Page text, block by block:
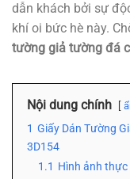
dẫn khách bởi sự
khí oi bức hè này.
tường giả tường đá
Nội dung chính
1 Giấy Dán Tường
3D154
1.1 Hình ảnh